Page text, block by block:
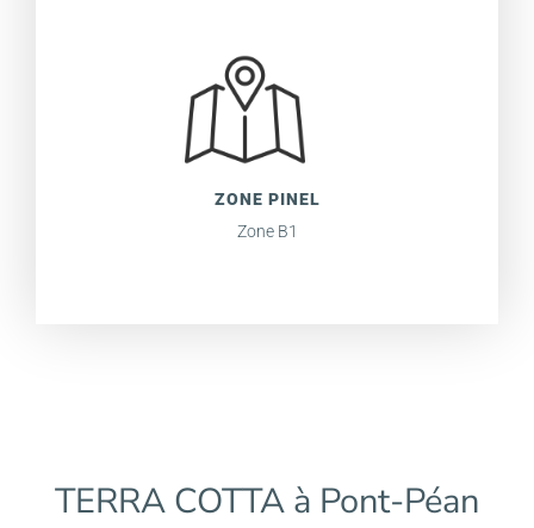
ZONE PINEL
Zone B1
TERRA COTTA à Pont-Péan